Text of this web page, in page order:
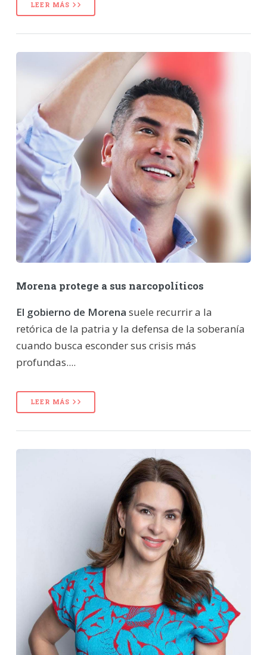
LEER MÁS
Morena protege a sus narcopolíticos
El gobierno de Morena suele recurrir a la
retórica de la patria y la defensa de la soberanía
cuando busca esconder sus crisis más
profundas....
LEER MÁS